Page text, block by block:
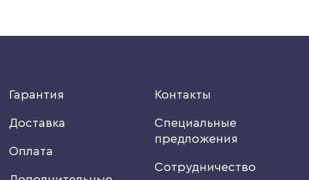
Гарантия
Доставка
Оплата
Контакты
Специальные
предложения
Сотрудничество